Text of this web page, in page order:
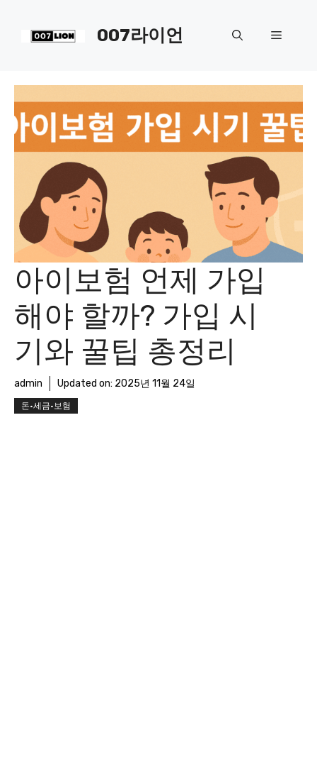
007라이언 메
아이보험 언제 가입
해야 할까? 가입 시
기와 꿀팁 총정리
admin Updated on: 2025년 11월 24일
돈·세금·보험